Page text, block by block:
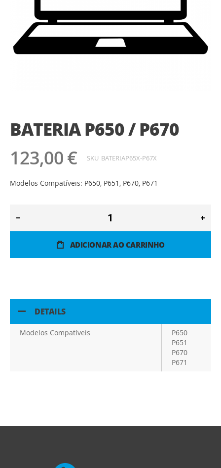
BATERIA P650 / P670
123,00 € SKU BATERIAP65X-P67X
Modelos Compatíveis: P650, P651, P670, P671
ADICIONAR AO CARRINHO
início
da
de
imagens
DETAILS
Modelos Compatíveis
P650
P651
P670
P671